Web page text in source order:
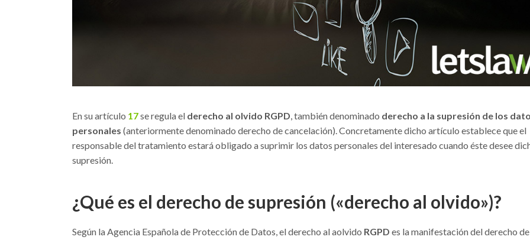
En su artículo 17se regula el derecho al olvido RGPD, también denominado derecho a la supresión de los
personales (anteriormente denominado derecho de cancelación). Concretamente dicho artículo establece que el
responsable del tratamiento estará obligado a suprimir los datos personales del interesado cuando éste desee
supresión.
¿Qué es el derecho de supresión («derecho al olvido»)?
Según la Agencia Española de Protección de Datos, el derecho al aolvido RGPD es la manifestación del derecho de